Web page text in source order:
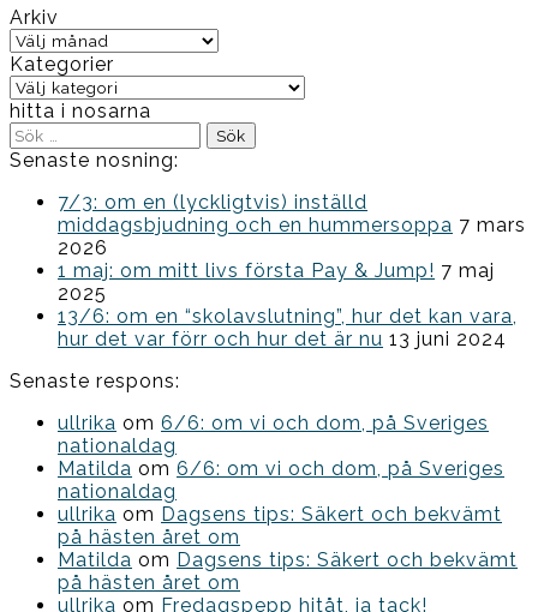
Arkiv
Arkiv
Kategorier
Kategorier
hitta i nosarna
Sök
efter:
Senaste nosning:
7/3: om en (lyckligtvis) inställd
middagsbjudning och en hummersoppa 7 mars
2026
1 maj: om mitt livs första Pay & Jump! 7 maj
2025
13/6: om en “skolavslutning”, hur det kan vara,
hur det var förr och hur det är nu 13 juni 2024
Senaste respons:
ullrika om 6/6: om vi och dom, på Sveriges
nationaldag
Matilda om 6/6: om vi och dom, på Sveriges
nationaldag
ullrika om Dagsens tips: Säkert och bekvämt
på hästen året om
Matilda om Dagsens tips: Säkert och bekvämt
på hästen året om
ullrika om Fredagspepp hitåt, ja tack!